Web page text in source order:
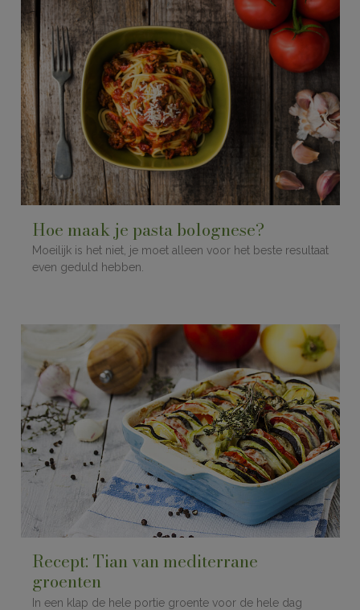
Hoe maak je pasta bolognese?
Moeilijk is het niet, je moet alleen voor het beste resultaat
even geduld hebben.
Recept: Tian van mediterrane
groenten
In een klap de hele portie groente voor de hele dag